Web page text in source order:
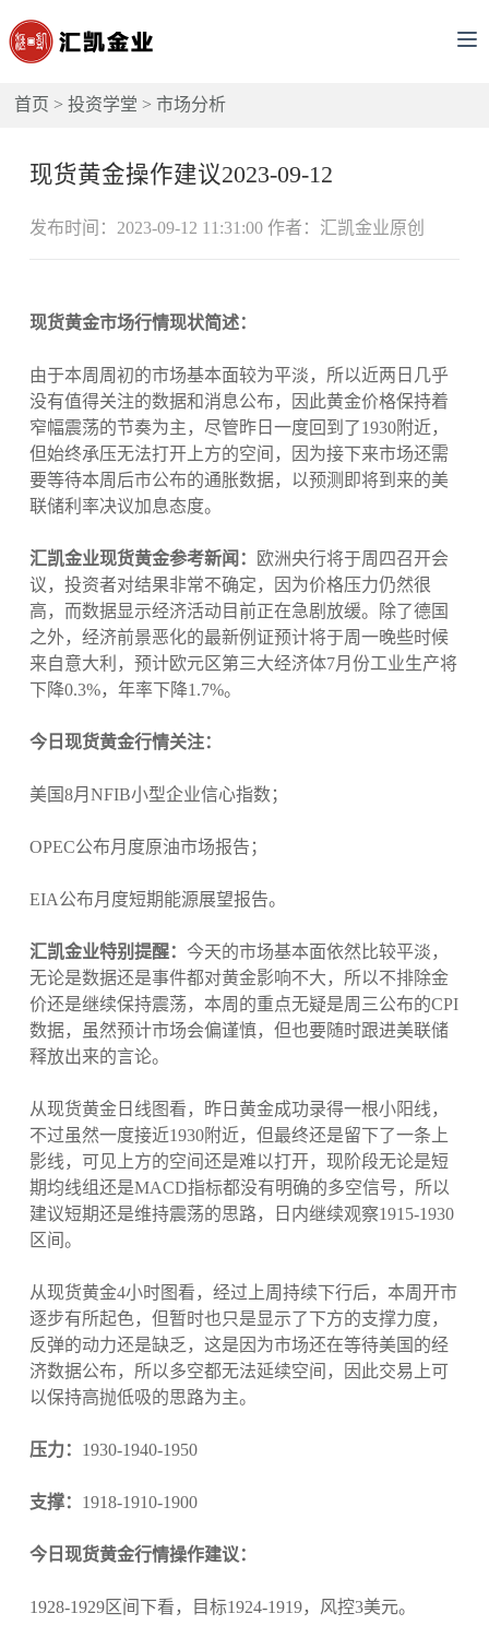
首页 >投资学堂 >市场分析
现货黄金操作建议2023-09-12
发布时间：2023-09-12 11:31:00 作者：汇凯金业原创
现货黄金市场行情现状简述：
由于本周周初的市场基本面较为平淡，所以近两日几乎
没有值得关注的数据和消息公布，因此黄金价格保持着
窄幅震荡的节奏为主，尽管昨日一度回到了1930附近，
但始终承压无法打开上方的空间，因为接下来市场还需
要等待本周后市公布的通胀数据，以预测即将到来的美
联储利率决议加息态度。
汇凯金业现货黄金参考新闻：
欧洲央行将于周四召开会
议，投资者对结果非常不确定，因为价格压力仍然很
高，而数据显示经济活动目前正在急剧放缓。除了德国
之外，经济前景恶化的最新例证预计将于周一晚些时候
来自意大利，预计欧元区第三大经济体7月份工业生产将
下降0.3%，年率下降1.7%。
今日现货黄金行情关注：
美国8月NFIB小型企业信心指数；
OPEC公布月度原油市场报告；
EIA公布月度短期能源展望报告。
汇凯金业特别提醒： 今天的市场基本面依然比较平淡，
无论是数据还是事件都对黄金影响不大，所以不排除金
价还是继续保持震荡，本周的重点无疑是周三公布的CPI
数据，虽然预计市场会偏谨慎，但也要随时跟进美联储
释放出来的言论。
从现货黄金日线图看，昨日黄金成功录得一根小阳线，
不过虽然一度接近1930附近，但最终还是留下了一条上
影线，可见上方的空间还是难以打开，现阶段无论是短
期均线组还是MACD指标都没有明确的多空信号，所以
建议短期还是维持震荡的思路，日内继续观察1915-1930
区间。
从现货黄金4小时图看，经过上周持续下行后，本周开市
逐步有所起色，但暂时也只是显示了下方的支撑力度，
反弹的动力还是缺乏，这是因为市场还在等待美国的经
济数据公布，所以多空都无法延续空间，因此交易上可
以保持高抛低吸的思路为主。
压力： 1930-1940-1950
支撑： 1918-1910-1900
今日现货黄金行情操作建议：
1928-1929区间下看，目标1924-1919，风控3美元。